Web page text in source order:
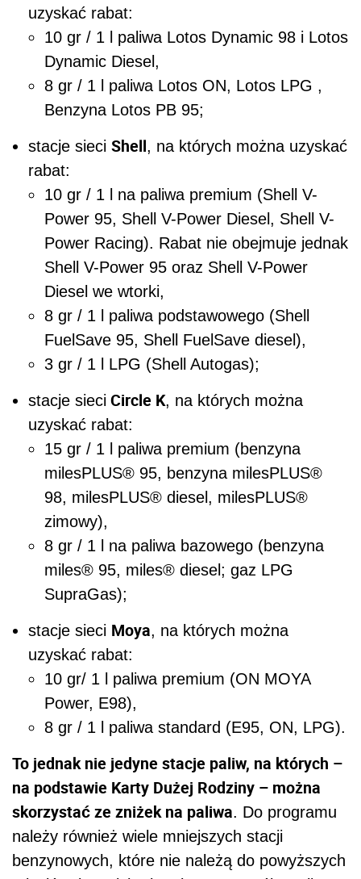
uzyskać rabat:
10 gr / 1 l paliwa Lotos Dynamic 98 i Lotos
Dynamic Diesel,
8 gr / 1 l paliwa Lotos ON, Lotos LPG ,
Benzyna Lotos PB 95;
stacje sieci Shell, na których można uzyskać
rabat:
10 gr / 1 l na paliwa premium (Shell V-
Power 95, Shell V-Power Diesel, Shell V-
Power Racing). Rabat nie obejmuje jednak
Shell V-Power 95 oraz Shell V-Power
Diesel we wtorki,
8 gr / 1 l paliwa podstawowego (Shell
FuelSave 95, Shell FuelSave diesel),
3 gr / 1 l LPG (Shell Autogas);
stacje sieci Circle K, na których można
uzyskać rabat:
15 gr / 1 l paliwa premium (benzyna
milesPLUS® 95, benzyna milesPLUS®
98, milesPLUS® diesel, milesPLUS®
zimowy),
8 gr / 1 l na paliwa bazowego (benzyna
miles® 95, miles® diesel; gaz LPG
SupraGas);
stacje sieci Moya, na których można
uzyskać rabat:
10 gr/ 1 l paliwa premium (ON MOYA
Power, E98),
8 gr / 1 l paliwa standard (E95, ON, LPG).
To jednak nie jedyne stacje paliw, na których –
na podstawie Karty Dużej Rodziny – można
skorzystać ze zniżek na paliwa. Do programu
należy również wiele mniejszych stacji
benzynowych, które nie należą do powyższych